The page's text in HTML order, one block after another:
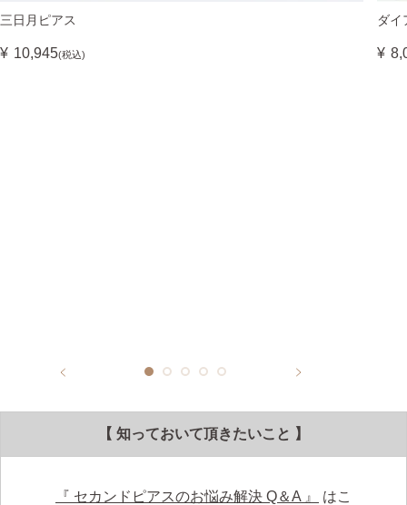
三日月ピアス
¥ 10,945(税込)
ダ
¥
【 知っておいて頂きたいこと 】
『 セカンドピアスのお悩み解決 Q＆A 』
はこ